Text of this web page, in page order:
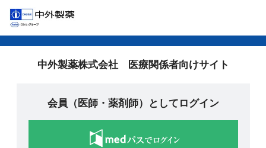
中外製薬株式会社 医療関係者向けサイト
会員（医師・薬剤師）としてログイン